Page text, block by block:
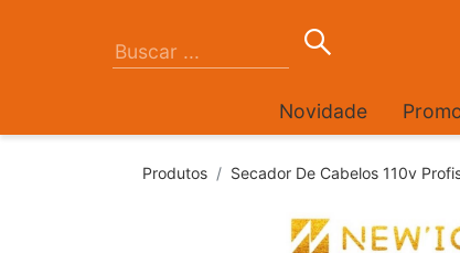
Novidade
Produtos Secador De Cabelos 110v